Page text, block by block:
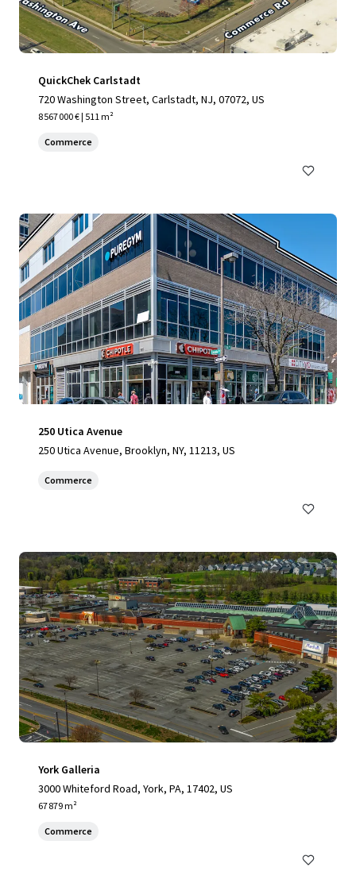
QuickChek Carlstadt
720 Washington Street, Carlstadt, NJ, 07072, US
8 567 000 € | 511 m²
Commerce
250 Utica Avenue
250 Utica Avenue, Brooklyn, NY, 11213, US
Commerce
York Galleria
3000 Whiteford Road, York, PA, 17402, US
67 879 m²
Commerce